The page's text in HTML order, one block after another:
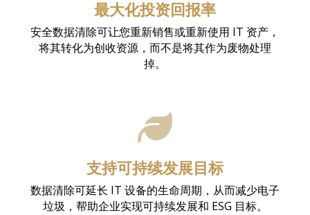
最大化投资回报率
安全数据清除可让您重新销售或重新使用 IT 资产，
将其转化为创收资源，而不是将其作为废物处理
掉。
支持可持续发展目标
数据清除可延长 IT 设备的生命周期，从而减少电子
垃圾，帮助企业实现可持续发展和 ESG 目标。